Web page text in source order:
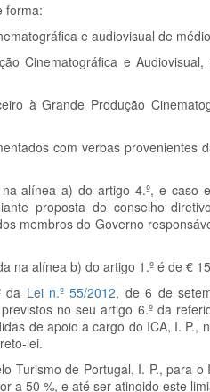
forma:
e audiovisual de
Cinematográfica e
à Grande Produção
com verbas provenientes
alínea a) do artigo 4.º, e caso
proposta do conselho
membros do Governo
na alínea b) do artigo 1.º é de €
da Lei n.º 55/2012, de 6 de
no seu artigo 6.º da
de apoio a cargo do ICA, I. P.,
lei.
de Portugal, I. P., para
a 50 %, e até ser atingido este